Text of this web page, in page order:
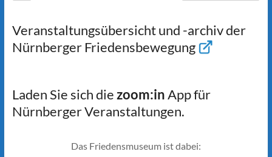
Veranstaltungsübersicht und -archiv der
Nürnberger Friedensbewegung
Laden Sie sich diezoom:inApp für
Nürnberger Veranstaltungen.
Das Friedensmuseum ist dabei: